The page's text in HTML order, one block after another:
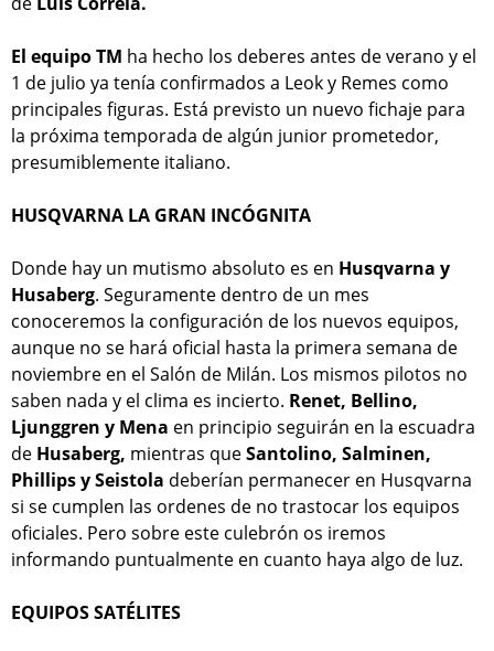
El equipo TM ha hecho los deberes antes de verano y el
1 de julio ya tenía confirmados a Leok y Remes como
principales figuras. Está previsto un nuevo fichaje para
la próxima temporada de algún junior prometedor,
presumiblemente italiano.
HUSQVARNA LA GRAN INCÓGNITA
Donde hay un mutismo absoluto es en Husqvarna y
Husaberg. Seguramente dentro de un mes
conoceremos la configuración de los nuevos equipos,
aunque no se hará oficial hasta la primera semana de
noviembre en el Salón de Milán. Los mismos pilotos no
saben nada y el clima es incierto. Renet, Bellino,
Ljunggren y Mena en principio seguirán en la escuadra
de Husaberg, mientras queSantolino, Salminen,
Phillips y Seistola deberían permanecer en Husqvarna
si se cumplen las ordenes de no trastocar los equipos
oficiales. Pero sobre este culebrón os iremos
informando puntualmente en cuanto haya algo de luz.
EQUIPOS SATÉLITES